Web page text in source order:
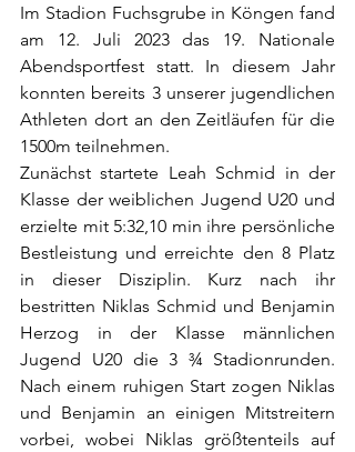
Im Stadion Fuchsgrube in Köngen fand
am 12. Juli 2023 das 19. Nationale
Abendsportfest statt. In diesem Jahr
konnten bereits 3 unserer jugendlichen
Athleten dort an den Zeitläufen für die
1500m teilnehmen.
Zunächst startete Leah Schmid in der
Klasse der weiblichen Jugend U20 und
erzielte mit 5:32,10 min ihre persönliche
Bestleistung und erreichte den 8 Platz
in dieser Disziplin. Kurz nach ihr
bestritten Niklas Schmid und Benjamin
Herzog in der Klasse männlichen
Jugend U20 die 3 ¾ Stadionrunden.
Nach einem ruhigen Start zogen Niklas
und Benjamin an einigen Mitstreitern
vorbei, wobei Niklas größtenteils auf